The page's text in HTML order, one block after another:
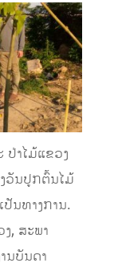
າໄມ້ແຂວງ
ວັນປູກຕົ້ນໄມ້
ນທາງການ.
, ສະພາ
ນບັນດາ